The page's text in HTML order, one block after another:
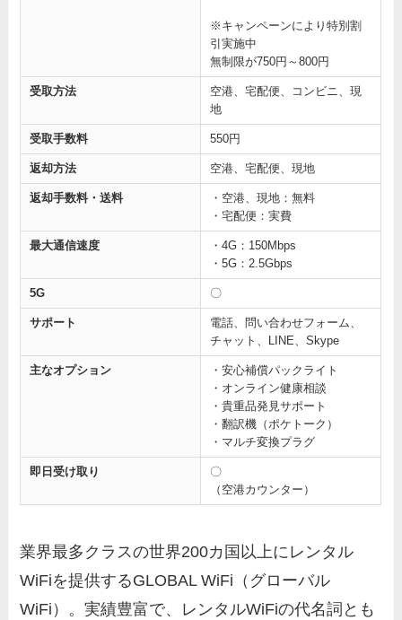
※キャンペーンにより特別割
引実施中
無制限が750円～800円
受取方法
空港、宅配便、コンビニ、現
地
受取手数料 550円
返却方法 空港、宅配便、現地
返却手数料・送料
・空港、現地：無料
・宅配便：実費
最大通信速度
・4G：150Mbps
・5G：2.5Gbps
5G 〇
サポート
電話、問い合わせフォーム、
チャット、LINE、Skype
主なオプション
・安心補償パックライト
・オンライン健康相談
・貴重品発見サポート
・翻訳機（ポケトーク）
・マルチ変換プラグ
即日受け取り
〇
（空港カウンター）
業界最多クラスの世界200カ国以上にレンタル
WiFiを提供するGLOBAL WiFi（グローバル
WiFi）。実績豊富で、レンタルWiFiの代名詞とも